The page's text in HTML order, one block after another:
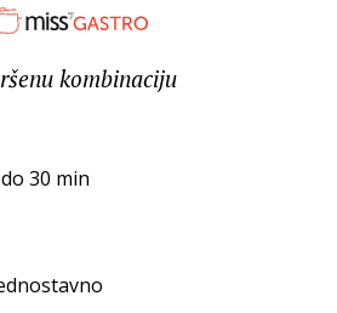
kombinaciju
do 30 min